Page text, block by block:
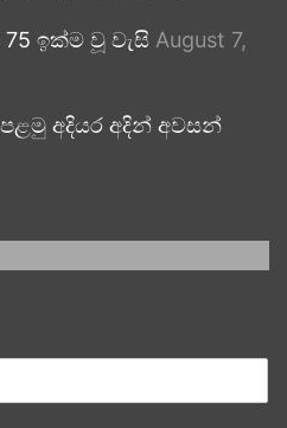
75 ඉක්ම වූ වැසි August 7,
අදියර අදින් අවසන්